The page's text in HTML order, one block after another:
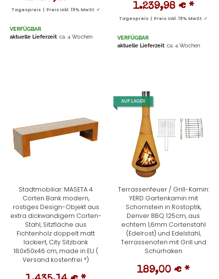
Tagespreis | Preis inkl. 19% MwSt. ✓
VERFÜGBAR
aktuelle Lieferzeit: ca. 4 Wochen
1.239,98 € *
Tagespreis | Preis inkl. 19% MwSt. ✓
VERFÜGBAR
aktuelle Lieferzeit: ca. 4 Wochen
Stadtmobiliar: MASETA 4
Corten Bank modern,
rostiges Design-Objekt aus
extra dickwandigem Corten-
Stahl, Sitzfläche aus
Fichtenholz doppelt matt
lackiert, City Sitzbank
180x50x46 cm, made in EU (
Versand kostenfrei *)
AUF LAGER
Terrassenfeuer / Grill-Kamin:
YERD Gartenkamin mit
Schornstein in Rostoptik,
Denver BBQ 125cm, aus
echtem 1,6mm Cortenstahl
(Edelrost) und Edelstahl,
Terrassenofen mit Grill und
Schürhaken
189,00 € *